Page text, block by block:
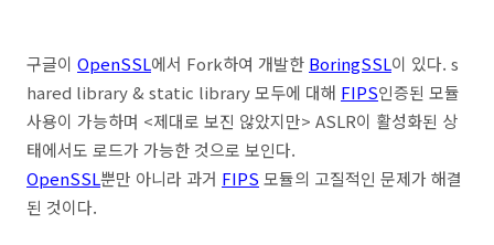
구글이 OpenSSL에서 Fork하여 개발한 BoringSSL이 있다. s
hared library & static library 모두에 대해 FIPS인증된 모듈
사용이 가능하며 <제대로 보진 않았지만> ASLR이 활성화된 상
태에서도 로드가 가능한 것으로 보인다.
OpenSSL뿐만 아니라 과거 FIPS 모듈의 고질적인 문제가 해결
된 것이다.